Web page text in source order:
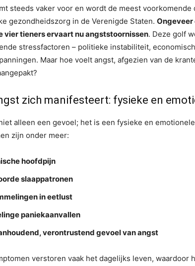
steeds vaker voor en wordt de meest voorkomende
gezondheidszorg in de Verenigde Staten. Ongeveer
vier tieners ervaart nu angststoornissen. Deze golf
stressfactoren – politieke instabiliteit,
Maar hoe voelt angst, afgezien van de
zich manifesteert: fysieke en
alleen een gevoel; het is een fysieke en
zijn onder meer:
hoofdpijn
slaappatronen
in eetlust
paniekaanvallen
verontrustend gevoel van angst
verstoren vaak het dagelijks leven, waardoor